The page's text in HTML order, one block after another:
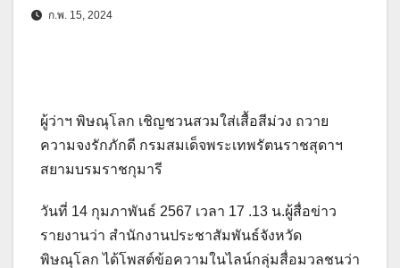
ก.พ. 15, 2024
ผู้ว่าฯ พิษณุโลก เชิญชวนสวมใส่เสื้อสีม่วง ถวาย
ความจงรักภักดี กรมสมเด็จพระเทพรัตนราชสุดาฯ
สยามบรมราชกุมารี
วันที่ 14 กุมภาพันธ์ 2567 เวลา 17 .13 น.ผู้สื่อข่าว
รายงานว่า สำนักงานประชาสัมพันธ์จังหวัด
พิษณุโลก ได้โพสต์ข้อความในไลน์กลุ่มสื่อมวลชนว่า